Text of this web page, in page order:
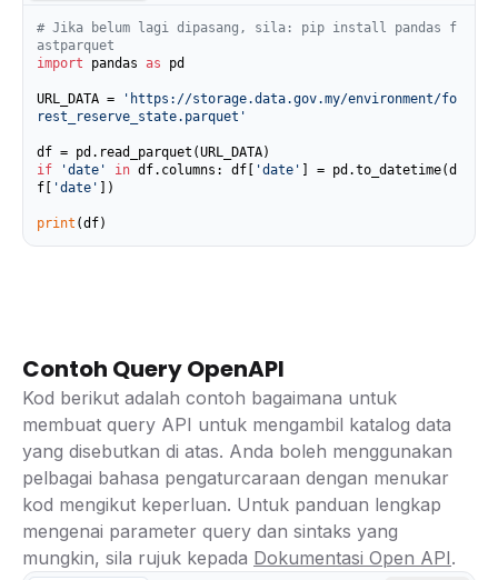
# Jika belum lagi dipasang, sila: pip install pandas f
astparquet
import pandas as pd
URL_DATA =
'https://storage.data.gov.my/environment/fo
rest_reserve_state.parquet'
if
'date' in df.columns: df[ 'date'
] = pd.to_datetime(d
f[
'date' ])
print (df)
Contoh Query OpenAPI
Kod berikut adalah contoh bagaimana untuk
membuat query API untuk mengambil katalog data
yang disebutkan di atas. Anda boleh menggunakan
pelbagai bahasa pengaturcaraan dengan menukar
kod mengikut keperluan. Untuk panduan lengkap
mengenai parameter query dan sintaks yang
mungkin, sila rujuk kepada Dokumentasi Open API.